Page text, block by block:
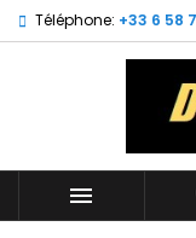
Téléphone: +33 6 58

My
Create new
Créer
Nom de la liste
Connexion
Vous devez